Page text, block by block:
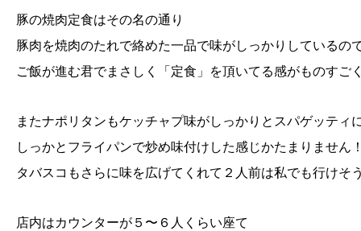
豚の焼肉定食はその名の通り
豚肉を焼肉のたれで絡めた一品で味がしっかりしているの
ご飯が進む君でまさしく「定食」を頂いてる感がものすご
またナポリタンもケッチャプ味がしっかりとスパゲッティ
しっかとフライパンで炒め味付けした感じかたまりません
タバスコもさらに味を広げてくれて２人前は私でも行けそ
店内はカウンターが５〜６人くらい座て